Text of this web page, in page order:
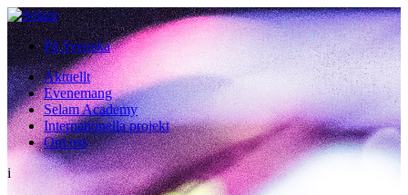
På Svenska
Aktuellt
Evenemang
Selam Academy
Internationella projekt
Om oss
i